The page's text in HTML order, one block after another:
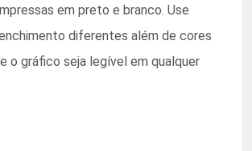
em preto e branco. Use
diferentes além de cores
o gráfico seja legível em qualquer